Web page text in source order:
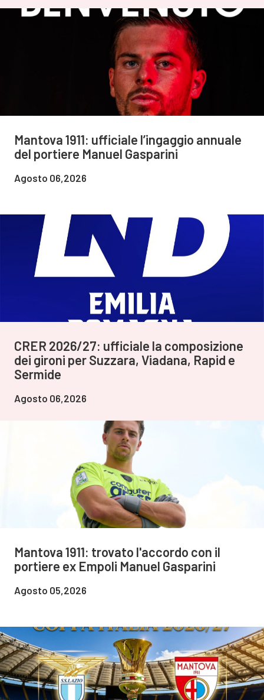
Mantova 1911: ufficiale l’ingaggio annuale
del portiere Manuel Gasparini
Agosto 06,2026
CRER 2026/27: ufficiale la composizione
dei gironi per Suzzara, Viadana, Rapid e
Sermide
Agosto 06,2026
Mantova 1911: trovato l'accordo con il
portiere ex Empoli Manuel Gasparini
Agosto 05,2026